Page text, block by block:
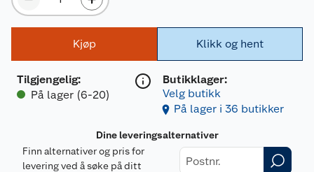
Kjøp
Tilgjengelig:
På lager (6-20)
Klikk og hent
Butikklager:
Velg butikk
På lager i 36 butikker
Dine leveringsalternativer
Finn alternativer og pris for
levering ved å søke på ditt